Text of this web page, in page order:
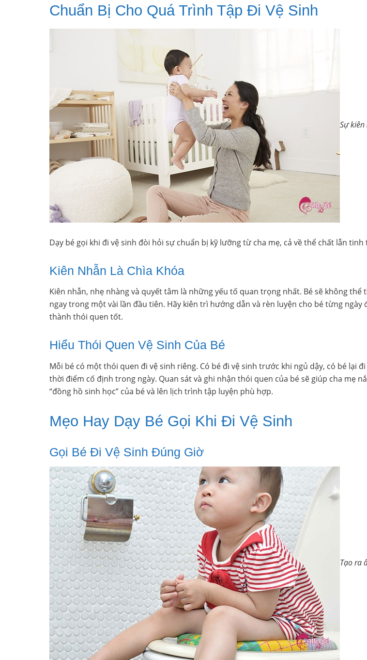
Chuẩn Bị Cho Quá Trình Tập Đi Vệ Sinh
Sự
Dạy bé gọi khi đi vệ sinh đòi hỏi sự chuẩn bị kỹ lưỡng từ cha mẹ, cả về thể chất lẫn tinh
Kiên Nhẫn Là Chìa Khóa
Kiên nhẫn, nhẹ nhàng và quyết tâm là những yếu tố quan trọng nhất. Bé sẽ không thể
ngay trong một vài lần đầu tiên. Hãy kiên trì hướng dẫn và rèn luyện cho bé từng ngày
thành thói quen tốt.
Hiểu Thói Quen Vệ Sinh Của Bé
Mỗi bé có một thói quen đi vệ sinh riêng. Có bé đi vệ sinh trước khi ngủ dậy, có bé lại
thời điểm cố định trong ngày. Quan sát và ghi nhận thói quen của bé sẽ giúp cha mẹ
“đồng hồ sinh học” của bé và lên lịch trình tập luyện phù hợp.
Mẹo Hay Dạy Bé Gọi Khi Đi Vệ Sinh
Gọi Bé Đi Vệ Sinh Đúng Giờ
Tạo ra